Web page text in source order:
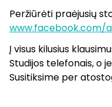
Peržiūrėti praėjusių
www.facebook.com/
Į visus kilusius
Studijos telefonais, o
Susitiksime per